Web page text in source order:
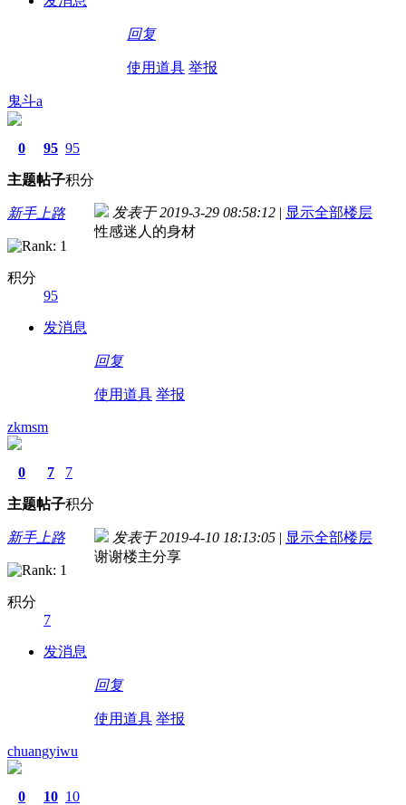
回复
使用道具 举报
鬼斗a
0
主题
95
帖子
95
积分
新手上路
积分
95
发消息
发表于 2019-3-29 08:58:12 | 显示全部楼层
性感迷人的身材
回复
使用道具 举报
zkmsm
0
主题
7
帖子
7
积分
新手上路
积分
7
发消息
发表于 2019-4-10 18:13:05 | 显示全部楼层
谢谢楼主分享
回复
使用道具 举报
chuangyiwu
0 10 10